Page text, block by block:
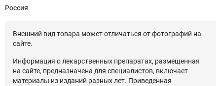
Россия
Внешний вид товара может отличаться от фотографий на
сайте.
Информация о лекарственных препаратах, размещенная
на сайте, предназначена для специалистов, включает
материалы из изданий разных лет. Приведенная